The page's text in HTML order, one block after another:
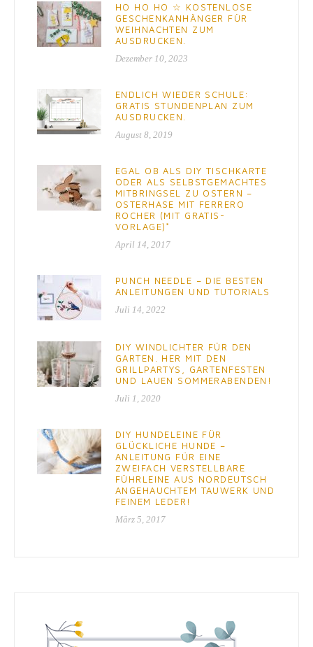
HO HO HO ☆ KOSTENLOSE
GESCHENKANHÄNGER FÜR
WEIHNACHTEN ZUM
AUSDRUCKEN.
Dezember 10, 2023
ENDLICH WIEDER SCHULE:
GRATIS STUNDENPLAN ZUM
AUSDRUCKEN.
August 8, 2019
EGAL OB ALS DIY TISCHKARTE
ODER ALS SELBSTGEMACHTES
MITBRINGSEL ZU OSTERN –
OSTERHASE MIT FERRERO
ROCHER (MIT GRATIS-
VORLAGE)*
April 14, 2017
PUNCH NEEDLE – DIE BESTEN
ANLEITUNGEN UND TUTORIALS
Juli 14, 2022
DIY WINDLICHTER FÜR DEN
GARTEN. HER MIT DEN
GRILLPARTYS, GARTENFESTEN
UND LAUEN SOMMERABENDEN!
Juli 1, 2020
DIY HUNDELEINE FÜR
GLÜCKLICHE HUNDE –
ANLEITUNG FÜR EINE
ZWEIFACH VERSTELLBARE
FÜHRLEINE AUS NORDEUTSCH
ANGEHAUCHTEM TAUWERK UND
FEINEM LEDER!
März 5, 2017